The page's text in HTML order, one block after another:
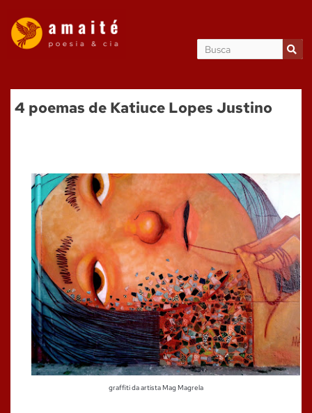
4 poemas de Katiuce Lopes Justino
graffiti da artista Mag Magrela